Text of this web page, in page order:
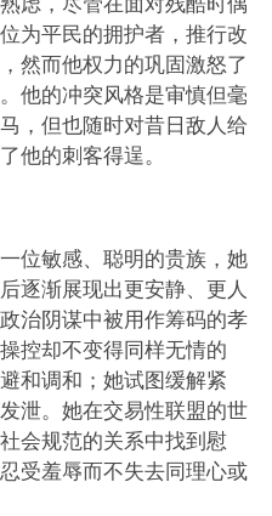
为平民的拥护者，推行改
然而他权力的巩固激怒了
他的冲突风格是审慎但毫
，但也随时对昔日敌人给
他的刺客得逞。
位敏感、聪明的贵族，她
逐渐展现出更安静、更人
治阴谋中被用作筹码的孝
控却不变得同样无情的
和调和；她试图缓解紧
泄。她在交易性联盟的世
会规范的关系中找到慰
受羞辱而不失去同理心或